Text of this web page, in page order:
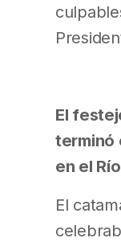
El
terminó
en el
El